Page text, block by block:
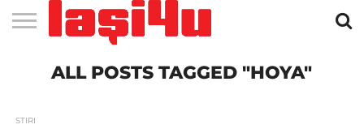
STIRI
APARTAMENTE
NOI IASI
STIRI
IASI
JOBS
FILME
CLUBURI /
DISCOTECI
BARURI /
CAFENELE
SALI DE
FORTA
SALOANE DE
INFRUMUSETARE
AGENTII
RESTAURANTE
IN IASI
PIZZA
PISCINA
IN IASI
FLORARII
RADIO
LIVE
SPALATORII
AUTO
TRACTARI
AUTO
TAXI
CINEMA
TEATRU
HOTELURI
TEREN
SPORTIV
TEREN
TENIS
FARMACII
NON
COFFEE-
TO-GO
FIRME DE
PUBLICITATE
RENTALL POSTS TAGGED "HOYA"
STIRI